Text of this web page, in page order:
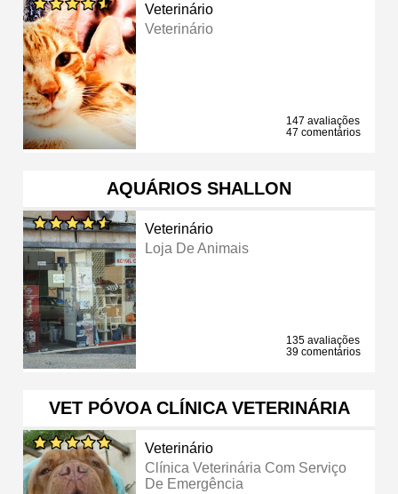
Veterinário
Veterinário
147 avaliações
47 comentários
AQUÁRIOS SHALLON
Veterinário
Loja De Animais
135 avaliações
39 comentários
VET PÓVOA CLÍNICA VETERINÁRIA
Veterinário
Clínica Veterinária Com Serviço
De Emergência